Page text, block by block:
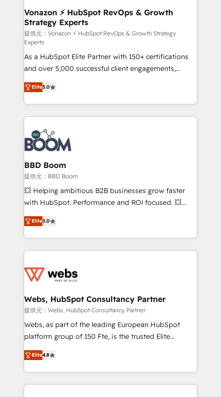
➤ L’intégration de CRM et de méthodologie RevOps
pour aligner les équipes marketing, commerciales et
support client (data migration, synchronisation API,
audit et maintenance) ➤ La création de sites internet
de conversion qui transforment les visiteurs en
opportunités d'affaires ➤ La mise en place de
stratégies d'acquisition marketing (SEO, SEA,
inbound, automatisation marketing, ABM, IA,
emailing) Informations clés : - 10 ans d'expérience -
100+ intégrations CRM HubSpot réussies - 40
experts conseil - 150 certifications HubSpot
cumulées
Vonazon ⚡ HubSpot RevOps & Growth
Strategy Experts
提供元：Vonazon ⚡ HubSpot RevOps & Growth Strategy
Experts
As a HubSpot Elite Partner with 150+ certifications
and over 5,000 successful client engagements,
Vonazon turns marketing complexity into
measurable, scalable growth. From onboarding to
enterprise-grade campaigns, our in-house team
builds scalable strategies that drive long-term
revenue. ⚙️ HubSpot Integration & Optimization •
Seamless CRM, CMS, and automation setup •
Complex platform migrations and data cleanups •
Custom APIs and third-party integrations 📈 End-to-
End Revenue Acceleration • Lifecycle marketing and
pipeline growth programs • Sales enablement tools
and CRM optimization • Retention strategies with
Execution • 750+ onboardings and 2,000+
implementations • Deep expertise across marketing,
Elite5.0
BBD Boom
提供元：BBD Boom
💥 Helping ambitious B2B businesses grow faster
with HubSpot. Performance and ROI focused. 💥
BBD Boom is the HubSpot partner that can help you
to HubSpot Better. We work with your teams to
solve all your HubSpot challenges and improve user
adoption, sales process and marketing results.
the first time 🔧 Designing and optimising your
and build using HubSpot 🔌 Integrating HubSpot
with other systems 🎓 Training your teams to be
HubSpot pros 📊 Lead generation services using
HubSpot Why us? - SIX HubSpot Accreditations -
CRM, Solutions Architecture, Onboarding , Data
Migration, Custom Integration & Platform
Elite5.0
Webs, HubSpot Consultancy Partner
提供元：Webs, HubSpot Consultancy Partner
Webs, as part of the leading European HubSpot
platform group of 150 Fte, is the trusted Elite
HubSpot CRM Partner offering you a roadmap on
maximizing EBITDA and achieving Commercial
Excellence. With our targeted processes, we
strengthen your digital transformation and minimize
Elite4.8